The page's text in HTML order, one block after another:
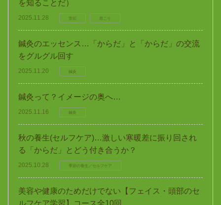
を知ることだ）
2025.11.28 宣伝 肩こり
鍼灸のエッセンス…「からだ」と「からだ」の交流
をグルグル回す
2025.11.20 鍼灸
鍼灸って？イメージの奥へ…
2025.11.16 鍼灸
秋の養生(セルフケア)…激しい寒暖差に振り回され
る「からだ」とどう付き合うか？
2025.10.28 季節の養生／セルフケア
美容や健康のためだけでない【フェイス・頭部のセ
ルフケア学習】コース全10回